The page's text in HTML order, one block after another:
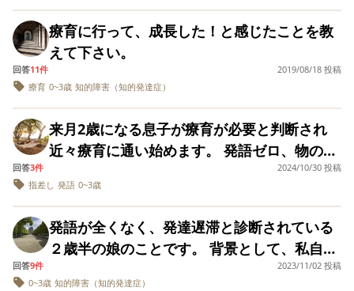
いうことです。 現在
は毎日のように息子
ときょうだいを連れ
て支援センターやサ
ークル等に出かけて
います。 なので毎日
も息子もそんなに負
担はないかと思いま
す。 場所見知り、人
見知りもありませ
ん。（視覚過敏、聴
覚過敏なところがあ
りますが上記の事業
所はいずれも大丈夫
でした。） 平日の
月〜金のうち、何日
位を、どのような場
所へ行かせてあげた
ら良いものでしょう
た。 療育先これで
んなそうだし。
と 言われてしまい
困りごとがない。
いう相談が。 誰に
相談ができなくて
す。 施設を探すのも
疲れてきました。
談出来とても心強く、息子にとっても安心し
て過ごせる為か療育センターの方が好きみた
いです。 来年度は幼稚園年中に上がり、2つ
の民間療育を利用し、週4にしようと思ってい
時間半、5～10名、先生2名 ・個別：45分、3
～4名、先生1名 B民間療育(現在利用中) ・個
別：1時間、マンツーマン ×週2回 療育センタ
ーのソーシャルワーカーや主人からは少し多
いのではないかと。 入園当初に比べると確か
に語彙も増え、物より人への興味が出て、出
来ることは増えているかとは思います。 です
が早期療育が必要と言われ、センターも通園
り前ですがそれぞれ事業所の内容等も違うの
で、どこにどのくらい通ったら良いか全く分
かりません。 事業所のそれぞれの特徴等で
導。1コマ10:00〜12:00。自宅より徒歩25
分。言語指導メイン。人気の教室のため現在
キャンセル待ち多数いるとのこと。息子は最
終枠２日分を仮予約出来ました。 【2】 児
童発達支援事業所。幼児５人を指導員7〜8人
り。身の回りのことを１人で出来るようにサ
ポートする。特別な指導はなし。保育所に近
い雰囲気。 【3】 障害児一時預かり事業
所。幼児2〜3人をボランティア3人でみる。
う単語はなく、パパママすらいいません。言
葉の理解の方は、発達相談センターで1歳程度
と言われました。ただ、日常の簡単な言葉
（ご飯だよ、お風呂だよ、ねんねだよ、お外
いこう、お家帰ろう、お手手洗おう、パパに
遊んでもらって、など）は理解しているの
で、日常生活は特に困りません。 また、初め
ての場所で静止が効かず走り回ってしまう、
呼んでも振り向かない、指差した方を見な
い、要求はクレーン、車を並べる…などあ
り、発達相談センターで、心理師さんから自
閉症確定のような口ぶりで言われています。
療育に行って、成長した！と感じたことを教
えて下さい。
回答11件
2019/08/18 投稿
療育 0~3歳 知的障害（知的発達症）
来月2歳になる息子が療育が必要と判断され
近々療育に通い始めます。 発語ゼロ、物の理
解が乏しいのでこれはどれ？と聞いても指差
しがほぼできない、人に興味がない、呼んで
しょっちゅう癇癪、偏食など他にも色々怪し
い点があります。 私の市は3歳までは親子で
通う療育1択らしいのですが親がいたら家と変
回答3件
2024/10/30 投稿
指差し 発語 0~3歳
発語が全くなく、発達遅滞と診断されている
２歳半の娘のことです。 背景として、私自
身、幼少期は発達障害ではないかと言われ、
回答9件
2023/11/02 投稿
0~3歳 知的障害（知的発達症）